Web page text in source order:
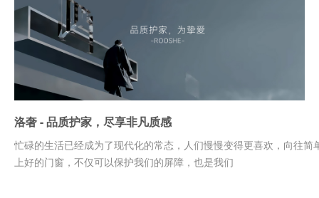
洛奢 - 品质护家，尽享非凡质感
忙碌的生活已经成为了现代化的常态，人们慢慢变得更喜欢，向往
上好的门窗，不仅可以保护我们的屏障，也是我们